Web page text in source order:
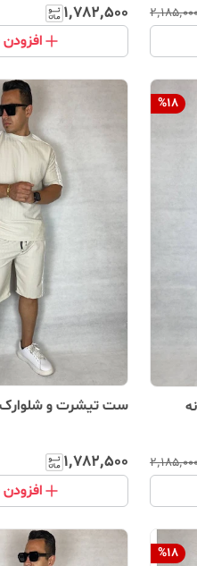
۱٬۷۸۲٬۵۰۰
%18
ست تیشرت و شلوارک
۱٬۷۸۲٬۵۰۰
%18